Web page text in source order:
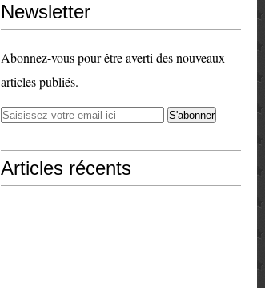
Newsletter
Abonnez-vous pour être averti des nouveaux
articles publiés.
Articles récents